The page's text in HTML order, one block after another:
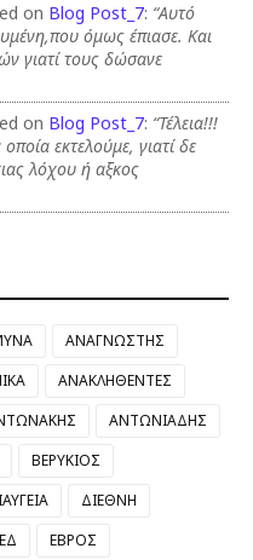
on Blog Post_7: “Αυτό
όμως έπιασε. Και
γιατί τους δώσανε
on Blog Post_7: “Τέλεια!!!
εκτελούμε, γιατί δε
λόχου ή αξκος
ΑΝΑΓΝΩΣΤΗΣ
ΑΝΑΚΛΗΘΕΝΤΕΣ
ΑΝΤΩΝΙΑΔΗΣ
ΒΕΡΥΚΙΟΣ
ΔΙΕΘΝΗ
ΕΒΡΟΣ